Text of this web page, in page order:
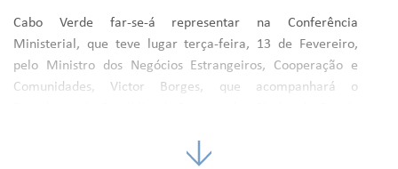
Cabo Verde far-se-á representar na Conferência
Ministerial, que teve lugar terça-feira, 13 de Fevereiro,
pelo Ministro dos Negócios Estrangeiros, Cooperação e
Comunidades, Victor Borges, que acompanhará o